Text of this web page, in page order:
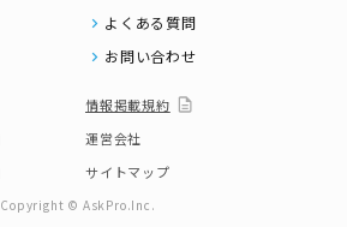
よくある質問
お問い合わせ
情報掲載規約
運営会社
サイトマップ
Copyright © AskPro.Inc.